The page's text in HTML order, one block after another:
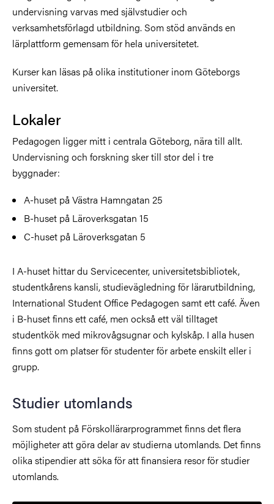
undervisning varvas med självstudier och
verksamhetsförlagd utbildning. Som stöd används en
lärplattform gemensam för hela universitetet.
Kurser kan läsas på olika institutioner inom Göteborgs
universitet.
Lokaler
Pedagogen ligger mitt i centrala Göteborg, nära till allt.
Undervisning och forskning sker till stor del i tre
byggnader:
A-huset på Västra Hamngatan 25
B-huset på Läroverksgatan 15
C-huset på Läroverksgatan 5
I A-huset hittar du Servicecenter, universitetsbibliotek,
studentkårens kansli, studievägledning för lärarutbildning,
International Student Office Pedagogen samt ett café. Även
i B-huset finns ett café, men också ett väl tilltaget
studentkök med mikrovågsugnar och kylskåp. I alla husen
finns gott om platser för studenter för arbete enskilt eller i
grupp.
Studier utomlands
Som student på Förskollärarprogrammet finns det flera
möjligheter att göra delar av studierna utomlands. Det finns
olika stipendier att söka för att finansiera resor för studier
utomlands.